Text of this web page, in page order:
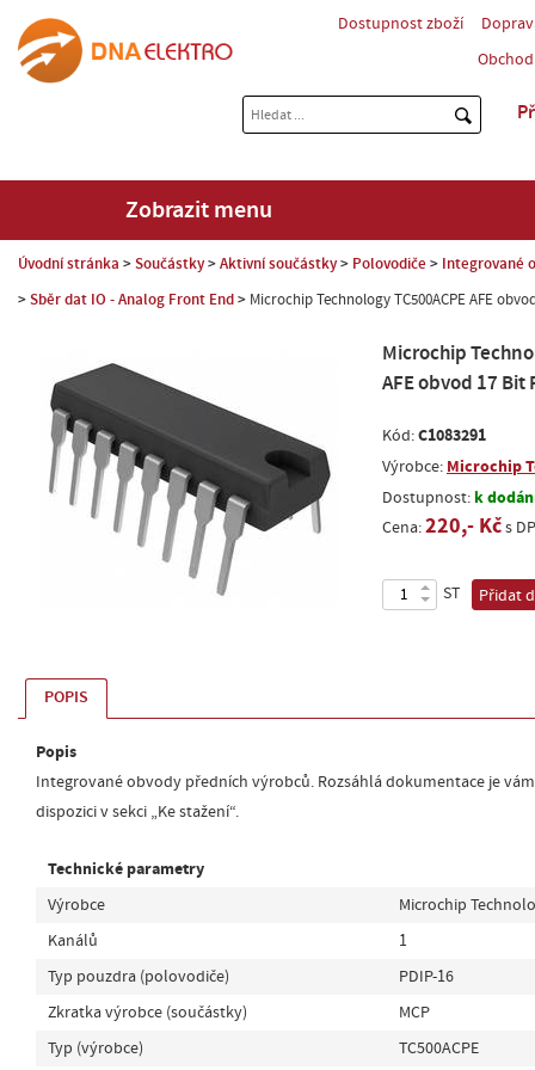
Dostupnost zboží
Zobrazit menu
Úvodní stránka Součástky Aktivní součástky Polovodiče Integrované
Sběr dat IO - Analog Front End Microchip Technology TC500ACPE AFE
Microchip
AFE obvod 17 Bit
Kód:C1083291
Výrobce: Microchip
Dostupnost:k
Cena:220,- Kčs
ST Přidat
POPIS
Popis
Integrované obvody předních výrobců. Rozsáhlá dokumentace je
dispozici v sekci „Ke stažení“.
Technické parametry
Výrobce
Microchip
Kanálů
1
Typ pouzdra (polovodiče)
PDIP-16
Zkratka výrobce (součástky)
MCP
Typ (výrobce)
TC500ACPE